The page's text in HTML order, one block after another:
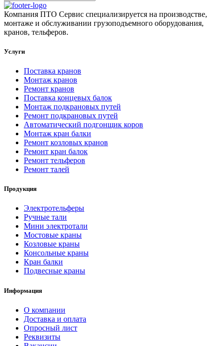
Компания ПТО Сервис специализируется на производстве,
монтаже и обслуживании грузоподъемного оборудования,
кранов, тельферов.
Услуги
Поставка кранов
Монтаж кранов
Ремонт кранов
Поставка концевых балок
Монтаж подкрановых путей
Ремонт подкрановых путей
Автоматический подгонщик коров
Монтаж кран балки
Ремонт козловых кранов
Ремонт кран балок
Ремонт тельферов
Ремонт талей
Продукция
Электротельферы
Ручные тали
Мини электротали
Мостовые краны
Козловые краны
Консольные краны
Кран балки
Подвесные краны
Информация
О компании
Доставка и оплата
Опросный лист
Реквизиты